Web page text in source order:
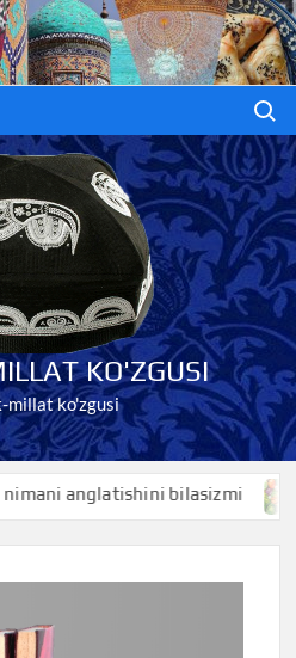
KO'ZGUSI
ko'zgusi
anglatishini bilasizmi